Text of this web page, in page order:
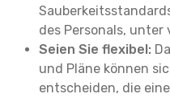
des Personals, unter
Seien Sie flexibel:
und Pläne können
entscheiden, die